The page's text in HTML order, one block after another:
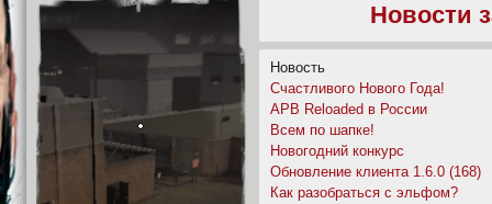
Новости
Новость
Счастливого Нового Года!
APB Reloaded в России
Всем по шапке!
Новогодний конкурс
Обновление клиента 1.6.0 (168)
Как разобраться с эльфом?